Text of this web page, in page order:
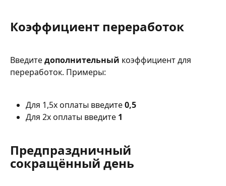
Коэффициент переработок
Введите дополнительный коэффициент для
переработок. Примеры:
Для 1,5x оплаты введите 0,5
Для 2x оплаты введите 1
Предпраздничный
сокращённый день